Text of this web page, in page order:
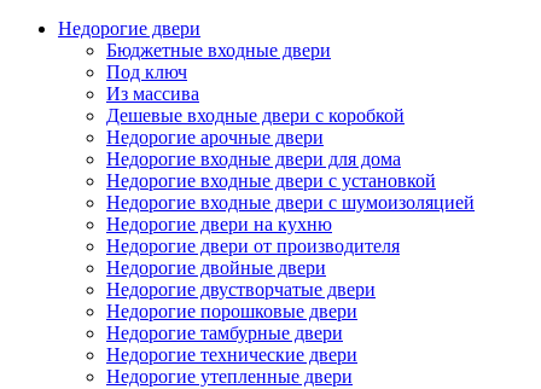
Недорогие двери
Бюджетные входные двери
Под ключ
Из массива
Дешевые входные двери с коробкой
Недорогие арочные двери
Недорогие входные двери для дома
Недорогие входные двери с установкой
Недорогие входные двери с шумоизоляцией
Недорогие двери на кухню
Недорогие двери от производителя
Недорогие двойные двери
Недорогие двустворчатые двери
Недорогие порошковые двери
Недорогие тамбурные двери
Недорогие технические двери
Недорогие утепленные двери